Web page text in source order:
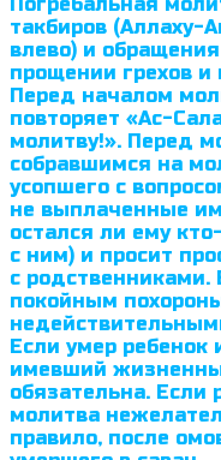
такбиров (Аллаху-
влево) и
прощении грехов и
Перед началом
повторяет «Ас-
молитву!». Перед
собравшимся на
усопшего с
не выплаченные
остался ли ему
с ним) и просит
с
покойным
Если умер
имевший
обязательна. Если
молитва
правило, после